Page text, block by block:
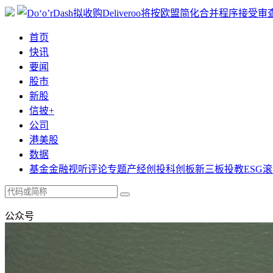
首页
快讯
要闻
股市
新股
信披+
公司
港美股
数据
基金金融视听评论专题产经创投科创板新三板投教ESG
公众号